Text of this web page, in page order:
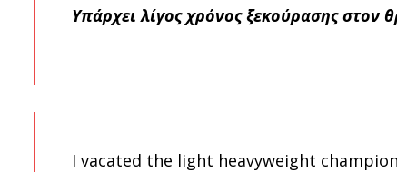
Υπάρχει λίγος χρόνος ξεκούρασης στον
I vacated the light heavyweight